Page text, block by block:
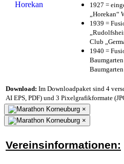
1927 =
„Horekan“
1939 =
Club
1940 =
Download: Im Downloadpaket sind 4
AI EPS, PDF) und 3 Pixelgrafikformate
×
×
Vereinsinformationen: